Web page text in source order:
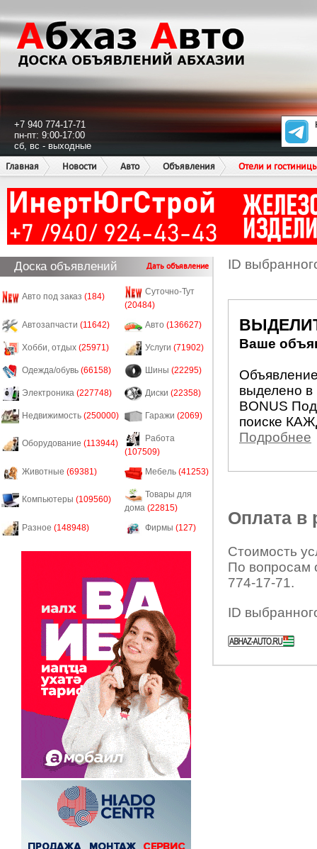
+7 940 774-17-71
пн-пт: 9:00-17:00
сб, вс - выходные
Главная
Новости Авто Объявления Отели и
Доска объявлений Дать объявление
Авто под заказ (184)
Суточно-Тут
(20484)
Автозапчасти (11642) Авто (136627)
Хобби, отдых (25971) Услуги (71902)
Одежда/обувь (66158) Шины (22295)
Электроника (227748) Диски (22358)
Недвижимость (250000) Гаражи (2069)
Оборудование (113944)
Работа
(107509)
Животные (69381) Мебель (41253)
Компьютеры (109560)
Товары для
дома (22815)
Разное (148948) Фирмы (127)
ID
Ваше
выделено в
BONUS
поиске
Подробнее
Оплата в
Стоимость
По вопросам
774-17-71.
ID